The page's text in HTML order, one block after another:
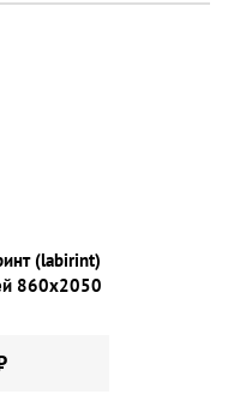
(labirint)
860х2050